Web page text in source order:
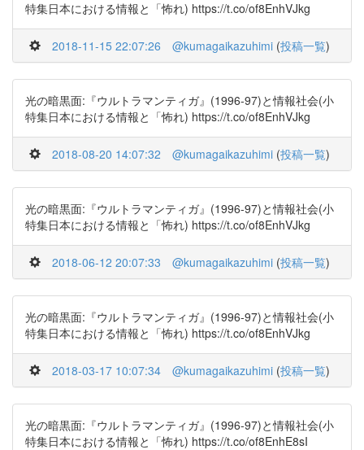
特集日本における情報と「怖れ) https://t.co/of8EnhVJkg
2018-11-15 22:07:26 @kumagaikazuhimi (投稿一覧)
光の暗黒面:『ウルトラマンティガ』(1996-97)と情報社会(小
特集日本における情報と「怖れ) https://t.co/of8EnhVJkg
2018-08-20 14:07:32 @kumagaikazuhimi (投稿一覧)
光の暗黒面:『ウルトラマンティガ』(1996-97)と情報社会(小
特集日本における情報と「怖れ) https://t.co/of8EnhVJkg
2018-06-12 20:07:33 @kumagaikazuhimi (投稿一覧)
光の暗黒面:『ウルトラマンティガ』(1996-97)と情報社会(小
特集日本における情報と「怖れ) https://t.co/of8EnhVJkg
2018-03-17 10:07:34 @kumagaikazuhimi (投稿一覧)
光の暗黒面:『ウルトラマンティガ』(1996-97)と情報社会(小
特集日本における情報と「怖れ) https://t.co/of8EnhE8sI